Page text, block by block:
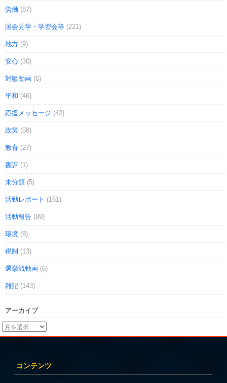
労働 (87)
国会見学・学習会等 (221)
地方 (9)
安心 (30)
対談動画 (6)
平和 (46)
応援メッセージ (42)
政策 (58)
教育 (27)
書評 (1)
未分類 (5)
活動レポート (161)
活動報告 (89)
環境 (8)
税制 (13)
選挙戦動画 (6)
雑記 (143)
アーカイブ
コンテンツ